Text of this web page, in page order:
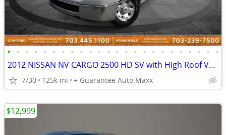
• • • • • • • • • • • • • • • • • • • • • • • •
2012 NISSAN NV CARGO 2500 HD SV with High Roof V8 ~ WE FINANCE BAD CREDIT
7/30 125k mi + Guarantee Auto Maxx
$12,999